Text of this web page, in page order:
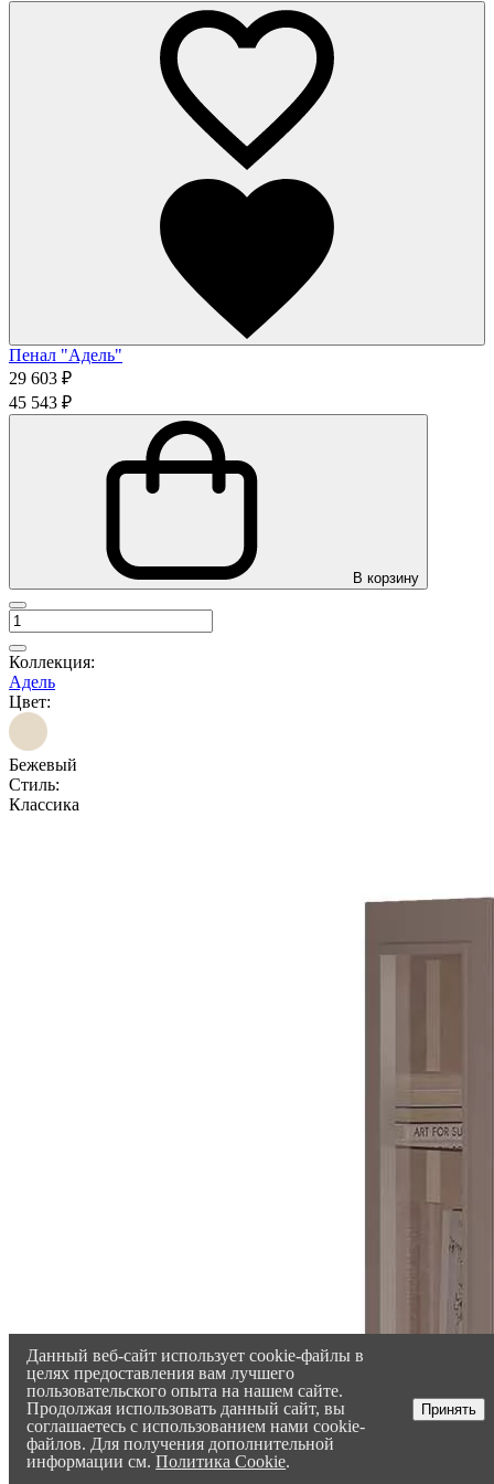
Пенал "Адель"
29 603 ₽
45 543 ₽
В корзину
Коллекция:
Адель
Цвет:
Бежевый
Стиль:
Классика
Данный веб-сайт использует cookie-файлы в
целях предоставления вам лучшего
пользовательского опыта на нашем сайте.
Продолжая использовать данный сайт, вы
соглашаетесь с использованием нами cookie-
файлов. Для получения дополнительной
информации см.Политика Cookie.
Принять